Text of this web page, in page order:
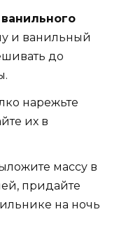
и ванильный
до
нарежьте
их в
массу в
придайте
на ночь